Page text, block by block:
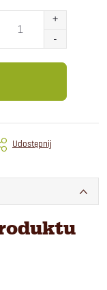
Udostępnij